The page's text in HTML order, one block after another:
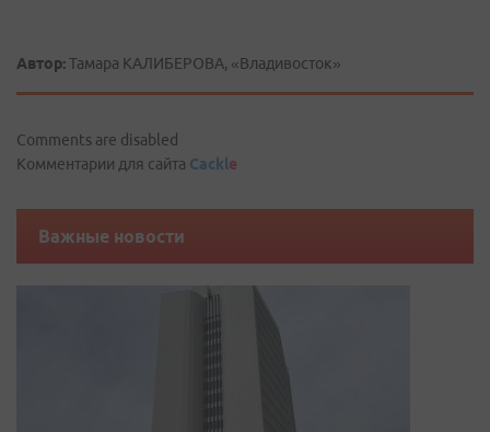
Автор:Тамара КАЛИБЕРОВА, «Владивосток»
Comments are disabled
Комментарии для сайта Cackle
Важные новости